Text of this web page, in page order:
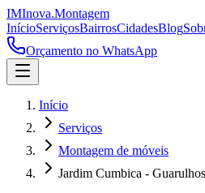
IMInova.Montagem
InícioServiçosBairrosCidadesBlog
Orçamento no WhatsApp
Início
Serviços
Montagem de móveis
Jardim Cumbica - Guarulhos